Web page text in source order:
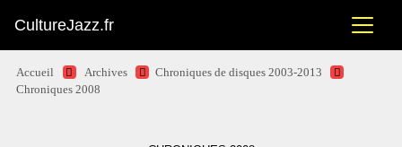
CultureJazz.fr
Accueil Archives
Chroniques de disques 2003-2013
Chroniques 2008